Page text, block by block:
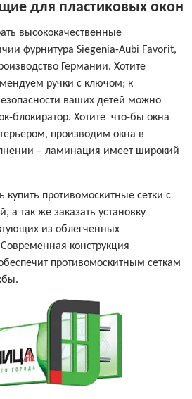
для пластиковых окон
высококачественные
фурнитура Siegenia-Aubi Favorit,
Германии. Хотите
ручки с ключом; к
ваших детей можно
блокиратор. Хотите что-бы окна
производим окна в
– ламинация имеет широкий
купить противомоскитные сетки с
а так же заказать установку
из облегченных
конструкция
противомоскитным сеткам